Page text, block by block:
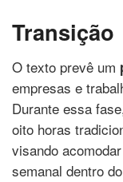
Transição
O texto prevê um
empresas e
Durante essa
oito horas
visando
semanal dentro